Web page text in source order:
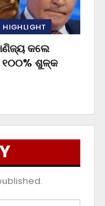
କଲେ
୧୦୦% ଶୁଳ୍କ